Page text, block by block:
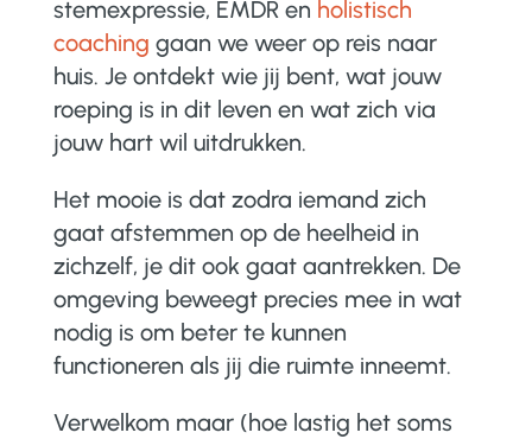
stemexpressie, EMDR en holistisch
coaching gaan we weer op reis naar
huis. Je ontdekt wie jij bent, wat jouw
roeping is in dit leven en wat zich via
jouw hart wil uitdrukken.
Het mooie is dat zodra iemand zich
gaat afstemmen op de heelheid in
zichzelf, je dit ook gaat aantrekken. De
omgeving beweegt precies mee in wat
nodig is om beter te kunnen
functioneren als jij die ruimte inneemt.
Verwelkom maar (hoe lastig het soms